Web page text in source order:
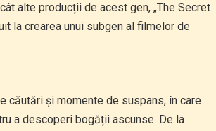
alte producții de acest gen, „The Secret
la crearea unui subgen al filmelor de
căutări și momente de suspans, în care
a descoperi bogății ascunse. De la